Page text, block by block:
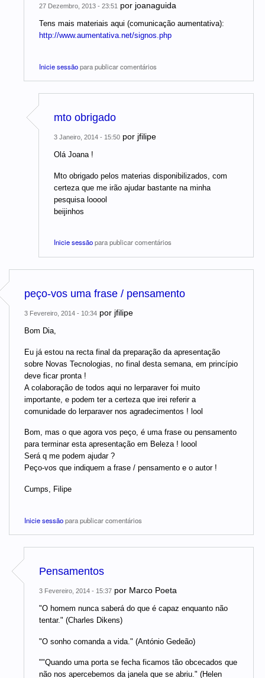
27 Dezembro, 2013 - 23:51 por joanaguida
Tens mais materiais aqui (comunicação aumentativa):
http://www.aumentativa.net/signos.php
Inicie sessãopara publicar comentários
mto obrigado
3 Janeiro, 2014 - 15:50 por jfilipe
Olá Joana !
Mto obrigado pelos materias disponibilizados, com
certeza que me irão ajudar bastante na minha
pesquisa looool
beijinhos
Inicie sessãopara publicar comentários
peço-vos uma frase / pensamento
3 Fevereiro, 2014 - 10:34 por jfilipe
Bom Dia,
Eu já estou na recta final da preparação da apresentação
sobre Novas Tecnologias, no final desta semana, em princípio
deve ficar pronta !
A colaboração de todos aqui no lerparaver foi muito
importante, e podem ter a certeza que irei referir a
comunidade do lerparaver nos agradecimentos ! lool
Bom, mas o que agora vos peço, é uma frase ou pensamento
para terminar esta apresentação em Beleza ! loool
Será q me podem ajudar ?
Peço-vos que indiquem a frase / pensamento e o autor !
Cumps, Filipe
Inicie sessãopara publicar comentários
Pensamentos
3 Fevereiro, 2014 - 15:37 por Marco Poeta
"O homem nunca saberá do que é capaz enquanto não
tentar." (Charles Dikens)
"O sonho comanda a vida." (António Gedeão)
""Quando uma porta se fecha ficamos tão obcecados que
não nos apercebemos da janela que se abriu." (Helen